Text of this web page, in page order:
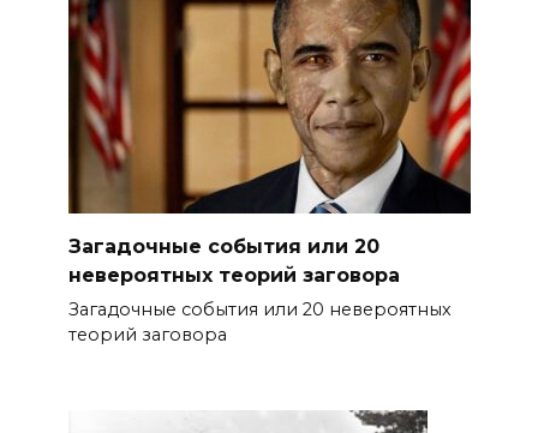
Загадочные события или 20
невероятных теорий заговора
Загадочные события или 20 невероятных
теорий заговора